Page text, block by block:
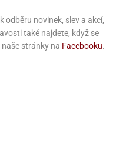
odběru novinek, slev a akcí,
také najdete, když se
stránky na Facebooku.